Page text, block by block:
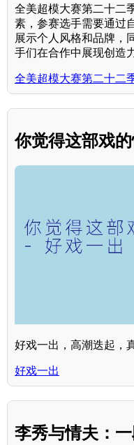
全美超模大赛第二十二
素，参赛选手需要通过
展示个人风格和品牌，
手们在合作中展现创造
全美超模大赛第二十二
你觉得这部戏
好戏一出，高潮迭起，
好戏一出
李秀与情夫：